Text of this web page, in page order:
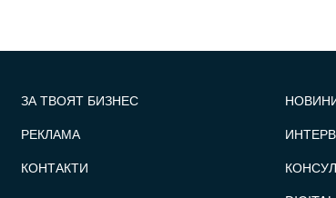
ЗА ТВОЯТ БИЗНЕС
РЕКЛАМА
КОНТАКТИ